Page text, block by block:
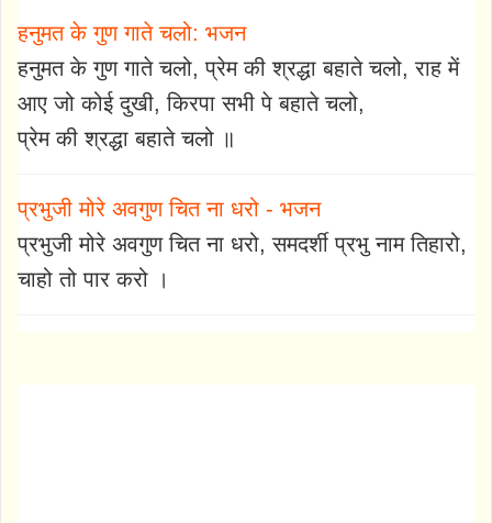
हनुमत के गुण गाते चलो: भजन
हनुमत के गुण गाते चलो, प्रेम की श्रद्धा बहाते चलो, राह में
आए जो कोई दुखी, किरपा सभी पे बहाते चलो,
प्रेम की श्रद्धा बहाते चलो ॥
प्रभुजी मोरे अवगुण चित ना धरो - भजन
प्रभुजी मोरे अवगुण चित ना धरो, समदर्शी प्रभु नाम तिहारो,
चाहो तो पार करो ।